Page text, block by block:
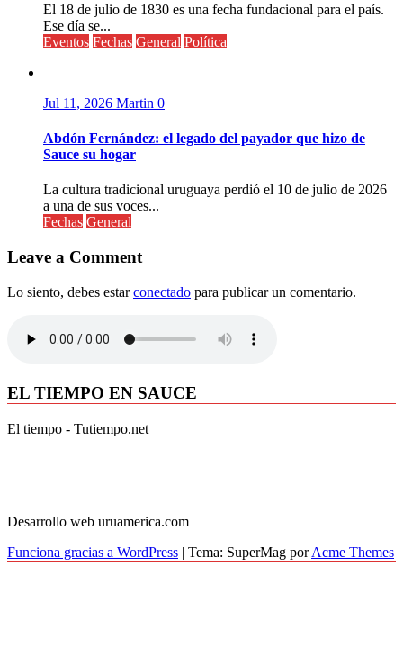
El 18 de julio de 1830 es una fecha fundacional para el país.
Ese día se...
Eventos Fechas General Política
Jul 11, 2026 Martin 0
Abdón Fernández: el legado del payador que hizo de
Sauce su hogar
La cultura tradicional uruguaya perdió el 10 de julio de 2026
a una de sus voces...
Fechas General
Leave a Comment
Lo siento, debes estarconectado para publicar un comentario.
EL TIEMPO EN SAUCE
El tiempo - Tutiempo.net
Desarrollo web uruamerica.com
Funciona gracias a WordPress | Tema: SuperMag porAcme Themes